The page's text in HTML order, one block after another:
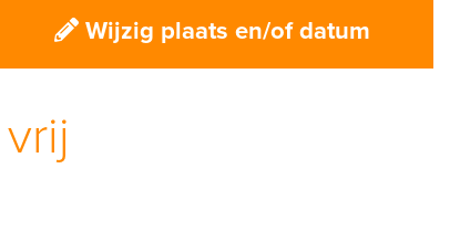
Wijzig plaats en/of datum